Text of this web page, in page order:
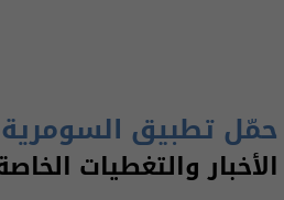
حمّل تطبيق السومرية
الأخبار والتغطيات